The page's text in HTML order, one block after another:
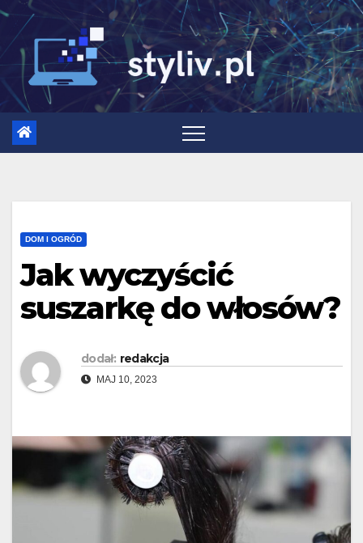
Skip
content
DOM I OGRÓD
Jak wyczyścić
suszarkę do włosów?
dodał: redakcja
MAJ 10, 2023